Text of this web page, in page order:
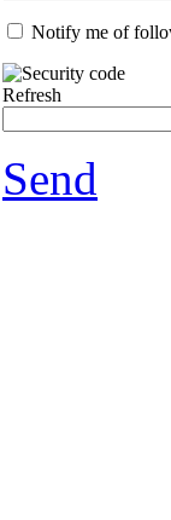
Notify me of
Refresh
Send